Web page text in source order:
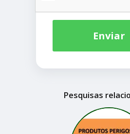
Enviar
Pesquisas